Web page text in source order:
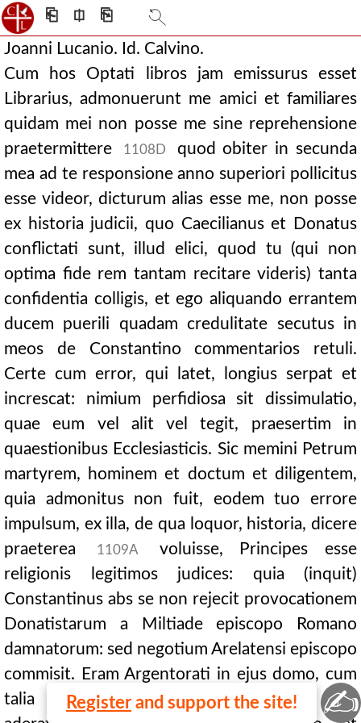
⎗ ⎅ ⎘
Joanni Lucanio. Id. Calvino.
Cum hos Optati libros jam emissurus esset
Librarius, admonuerunt me amici et familiares
quidam mei non posse me sine reprehensione
praetermittere
1108D
quod obiter in secunda
mea ad te responsione anno superiori pollicitus
esse videor, dicturum alias esse me, non posse
ex historia judicii, quo Caecilianus et Donatus
conflictati sunt, illud elici, quod tu (qui non
optima fide rem tantam recitare videris) tanta
confidentia colligis, et ego aliquando errantem
ducem puerili quadam credulitate secutus in
meos de Constantino commentarios retuli.
Certe cum error, qui latet, longius serpat et
increscat: nimium perfidiosa sit dissimulatio,
quae eum vel alit vel tegit, praesertim in
quaestionibus Ecclesiasticis. Sic memini Petrum
martyrem, hominem et doctum et diligentem,
quia admonitus non fuit, eodem tuo errore
impulsum, ex illa, de qua loquor, historia, dicere
praeterea
1109A
voluisse, Principes esse
religionis legitimos judices: quia (inquit)
Constantinus abs se non rejecit provocationem
Donatistarum a Miltiade episcopo Romano
damnatorum: sed negotium Arelatensi episcopo
commisit. Eram Argentorati in ejus domo, cum
talia scriberet in librum Judicum. Sed non
Register and support the site! ✍